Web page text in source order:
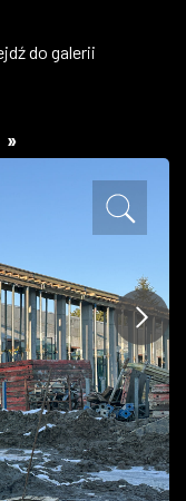
do galerii
»